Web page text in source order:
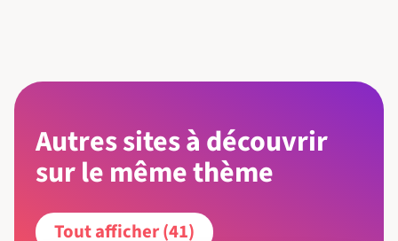
Autres sites à découvrir
sur le même thème
Tout afficher (41)